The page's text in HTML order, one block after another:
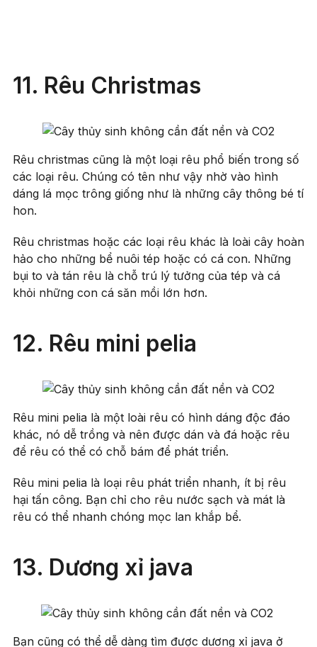
11. Rêu Christmas
Rêu christmas cũng là một loại rêu phổ biến trong số
các loại rêu. Chúng có tên như vậy nhờ vào hình
dáng lá mọc trông giống như là những cây thông bé tí
hon.
Rêu christmas hoặc các loại rêu khác là loài cây hoàn
hảo cho những bể nuôi tép hoặc có cá con. Những
bụi to và tán rêu là chỗ trú lý tưởng của tép và cá
khỏi những con cá săn mồi lớn hơn.
12. Rêu mini pelia
Rêu mini pelia là một loài rêu có hình dáng độc đáo
khác, nó dễ trồng và nên được dán và đá hoặc rêu
để rêu có thể có chỗ bám để phát triển.
Rêu mini pelia là loại rêu phát triển nhanh, ít bị rêu
hại tấn công. Bạn chỉ cho rêu nước sạch và mát là
rêu có thể nhanh chóng mọc lan khắp bể.
13. Dương xỉ java
Bạn cũng có thể dễ dàng tìm được dương xỉ java ở